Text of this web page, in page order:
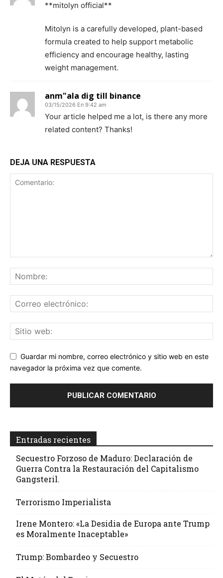
**mitolyn official**
Mitolyn is a carefully developed, plant-based
formula created to help support metabolic
efficiency and encourage healthy, lasting
weight management.
anm"ala dig till binance
03/15/2026 En 9:42 am
Your article helped me a lot, is there any more
related content? Thanks!
DEJA UNA RESPUESTA
Guardar mi nombre, correo electrónico y sitio web en este
navegador la próxima vez que comente.
Entradas recientes
Secuestro Forzoso de Maduro: Declaración de
Guerra Contra la Restauración del Capitalismo
Gangsteril.
Terrorismo Imperialista
Irene Montero: «La Desidia de Europa ante Trump
es Moralmente Inaceptable»
Trump: Bombardeo y Secuestro